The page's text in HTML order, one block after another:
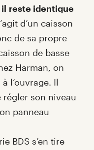
il reste identique
d’un caisson
de sa propre
de basse
Harman, on
l’ouvrage. Il
régler son niveau
panneau
BDS s’en tire